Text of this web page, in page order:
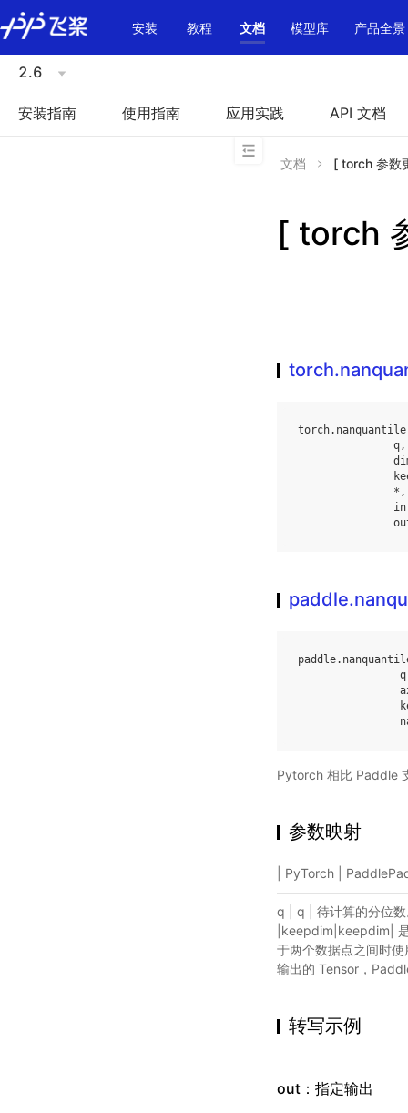
\u200E
安装
教程 文档 模型库 产品全景
2.6
安装指南 使用指南 应用实践 API 文档
文档 [ torch 参数
[ torch
torch. nanquantile
q,
* ,
paddle.
q
Pytorch 相比 Paddle
参数映射
| PyTorch |
q | q | 待计算的分位
|keepdim|keepdim|
于两个数据点之间时
输出的 Tensor，
转写示例
out：指定输出